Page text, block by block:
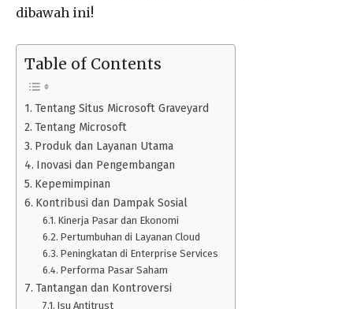
dibawah ini!
Table of Contents
Tentang Situs Microsoft Graveyard
Tentang Microsoft
Produk dan Layanan Utama
Inovasi dan Pengembangan
Kepemimpinan
Kontribusi dan Dampak Sosial
Kinerja Pasar dan Ekonomi
Pertumbuhan di Layanan Cloud
Peningkatan di Enterprise Services
Performa Pasar Saham
Tantangan dan Kontroversi
Isu Antitrust